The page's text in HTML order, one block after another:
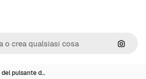
Cerca
del pulsante d…